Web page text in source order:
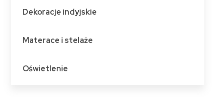
Dekoracje indyjskie
Materace i stelaże
Oświetlenie